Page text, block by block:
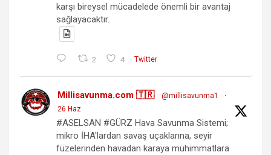
karşı bireysel mücadelede önemli bir avantaj
sağlayacaktır.
2 4 Twitter
Millisavunma.com 🇹🇷 @millisavunma1
·
26 Haz
#ASELSAN #GÜRZ Hava Savunma Sistemi;
mikro İHA'lardan savaş uçaklarına, seyir
füzelerinden havadan karaya mühimmatlara